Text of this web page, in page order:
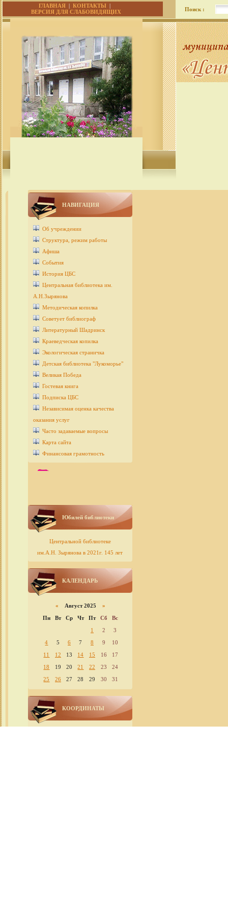
ГЛАВНАЯ |КОНТАКТЫ |
ВЕРСИЯ ДЛЯ СЛАБОВИДЯЩИХ
Поиск :
НАВИГАЦИЯ
Об учреждении
Структура, режим работы
Афиша
События
История ЦБС
Центральная библиотека им.
А.Н.Зырянова
Методическая копилка
Советует библиограф
Литературный Шадринск
Краеведческая копилка
Экологическая страничка
Детcкая библиотека "Лукоморье"
Великая Победа
Гостевая книга
Подписка ЦБС
Независимая оценка качества
оказания услуг
Часто задаваемые вопросы
Карта сайта
Финансовая грамотность
Юбилей библиотеки
Центральной библиотеке
им.А.Н. Зырянова в 2021г. 145 лет
КАЛЕНДАРЬ
« Август 2025 »
Пн
Вт Ср Чт Пт Сб
Вс
1
2
3
4
5 6 7 8 9
10
11
12 13 14 15 16
17
18
19 20 21 22 23
24
25
26 27 28 29 30 31
КООРДИНАТЫ